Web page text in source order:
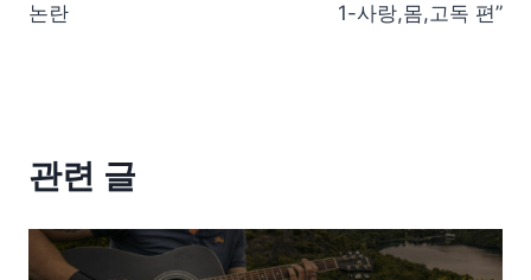
논란
1-사랑,몸,고독 편”
관련 글